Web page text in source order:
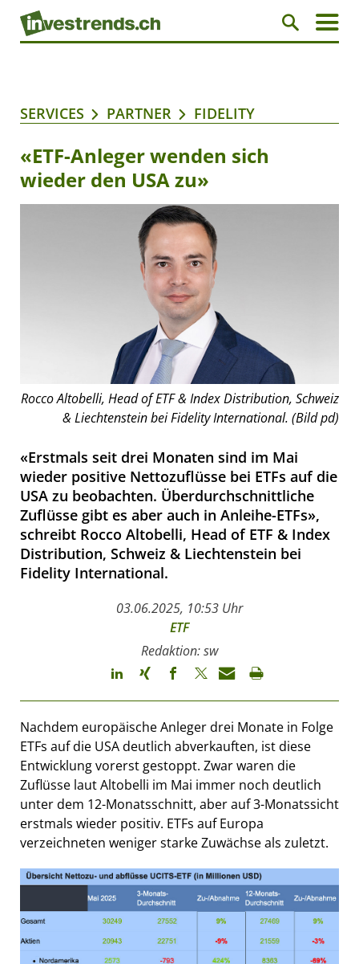
SERVICES PARTNER FIDELITY
«ETF-Anleger wenden sich
wieder den USA zu»
Rocco Altobelli, Head of ETF & Index Distribution, Schweiz
& Liechtenstein bei Fidelity International. (Bild pd)
«Erstmals seit drei Monaten sind im Mai
wieder positive Nettozuflüsse bei ETFs auf die
USA zu beobachten. Überdurchschnittliche
Zuflüsse gibt es aber auch in Anleihe-ETFs»,
schreibt Rocco Altobelli, Head of ETF & Index
Distribution, Schweiz & Liechtenstein bei
Fidelity International.
03.06.2025, 10:53 Uhr
ETF
Redaktion: sw
Nachdem europäische Anleger drei Monate in Folge
ETFs auf die USA deutlich abverkauften, ist diese
Entwicklung vorerst gestoppt. Zwar waren die
Zuflüsse laut Altobelli im Mai immer noch deutlich
unter dem 12-Monatsschnitt, aber auf 3-Monatssicht
erstmals wieder positiv. ETFs auf Europa
verzeichneten weniger starke Zuwächse als zuletzt.